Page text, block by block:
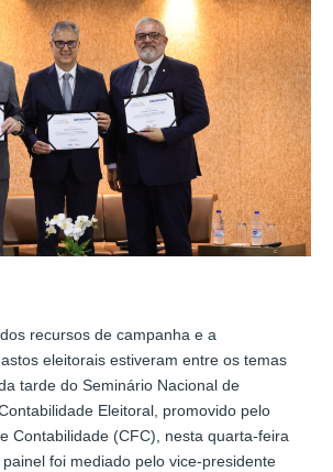
recursos de campanha e a
eleitorais estiveram entre os temas
tarde do Seminário Nacional de
Eleitoral, promovido pelo
Contabilidade (CFC), nesta quarta-feira
foi mediado pelo vice-presidente